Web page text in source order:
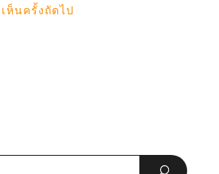
ห็นครั้งถัดไป